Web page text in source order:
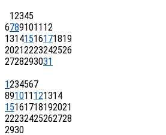
12345
67891011 12
13141516171819
20212223242526
2728293031
1234567
891011 121314
15161718192021
22232425262728
2930